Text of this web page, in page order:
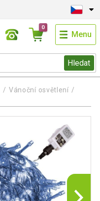
Hledat
0
Menu
Vánoční osvětlení